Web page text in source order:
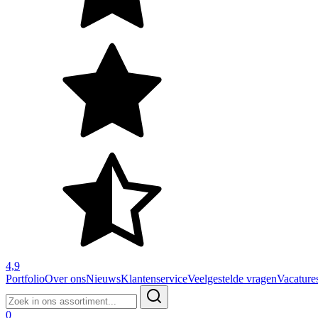
4,9
PortfolioOver onsNieuwsKlantenserviceVeelgestelde vragen
naar:
0